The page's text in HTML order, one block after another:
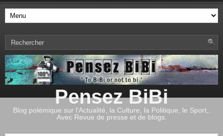
Pensez BiBi
Blog polémique sur l'Actualité, la Culture, la Politique, le Sport,.
Avec Revue de presse et de blogs.